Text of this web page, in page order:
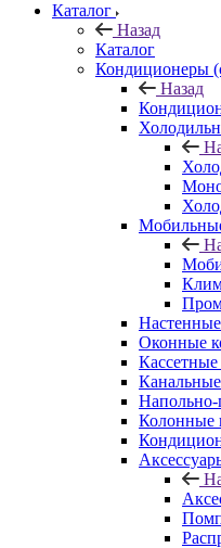
Каталог
Назад
Каталог
Кондиционеры
Назад
Оконные
Колонные